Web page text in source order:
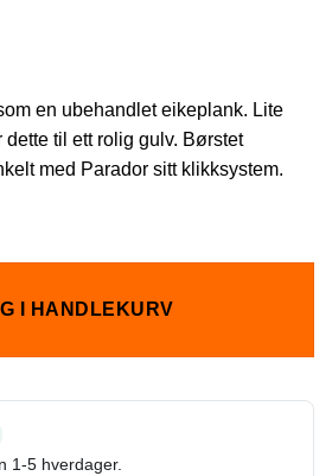
en ubehandlet eikeplank. Lite
til ett rolig gulv. Børstet
med Parador sitt klikksystem.
I HANDLEKURV
1-5 hverdager.